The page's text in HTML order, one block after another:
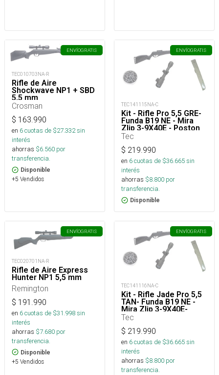
ENVÍOGRATIS
TEC010703NA-R
Rifle de Aire
Shockwave NP1 + SBD
5,5 mm
Crosman
$ 163.990
en 6cuotas de $27.332sin
interés
ahorras $6.560 por
transferencia.
Disponible
+5 Vendidos
ENVÍOGRATIS
TEC141115NA-C
Kit - Rifle Pro 5,5 GRE-
Funda B19 NE - Mira
Zlip 3-9X40E - Poston
TEC Match Ama 5,5
Tec
$ 219.990
en 6cuotas de $36.665sin
interés
ahorras $8.800 por
transferencia.
Disponible
ENVÍOGRATIS
TEC020701NA-R
Rifle de Aire Express
Hunter NP1 5,5 mm
Remington
$ 191.990
en 6cuotas de $31.998sin
interés
ahorras $7.680 por
transferencia.
Disponible
+5 Vendidos
ENVÍOGRATIS
TEC141116NA-C
Kit - Rifle Jade Pro 5,5
TAN- Funda B19 NE -
Mira Zlip 3-9X40E-
Poston TEC Match
Tec
$ 219.990
en 6cuotas de $36.665sin
interés
ahorras $8.800 por
transferencia.